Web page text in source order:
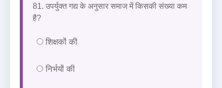
81. उपर्युक्त गद्य के अनुसार समाज में किसकी संख्या कम
है?
शिक्षकों की
निर्भयों की